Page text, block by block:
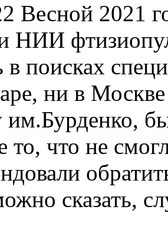
Весной 2021
НИИ
поисках
ни в Москве
что не
сказать,